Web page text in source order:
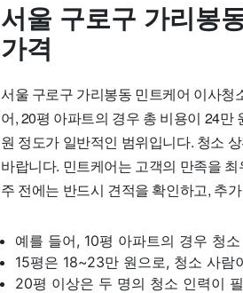
서울 구로구 가리봉
가격
서울 구로구 가리봉동 민트케어 이사청
어, 20평 아파트의 경우 총 비용이 24
원 정도가 일반적인 범위입니다. 청소
바랍니다. 민트케어는 고객의 만족을
주 전에는 반드시 견적을 확인하고, 추
예를 들어, 10평 아파트의 경우 청
15평은 18~23만 원으로, 청소 사람
20평 이상은 두 명의 청소 인력이